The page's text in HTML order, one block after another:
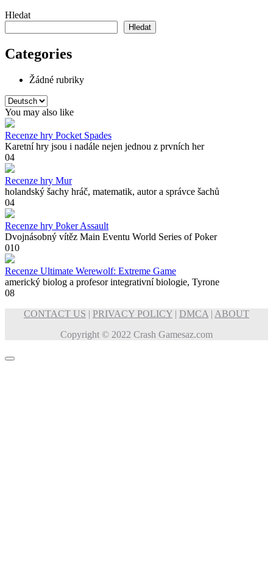
Hledat
Hledat
Categories
Žádné rubriky
Zvolte
jazyk
You may also like
Recenze hry Pocket Spades
Karetní hry jsou i nadále nejen jednou z prvních her
04
Recenze hry Mur
holandský šachy hráč, matematik, autor a správce šachů
04
Recenze hry Poker Assault
Dvojnásobný vítěz Main Eventu World Series of Poker
010
Recenze Ultimate Werewolf: Extreme Game
americký biolog a profesor integrativní biologie, Tyrone
08
CONTACT US | PRIVACY POLICY | DMCA | ABOUT
Copyright © 2022 Crash Gamesaz.com